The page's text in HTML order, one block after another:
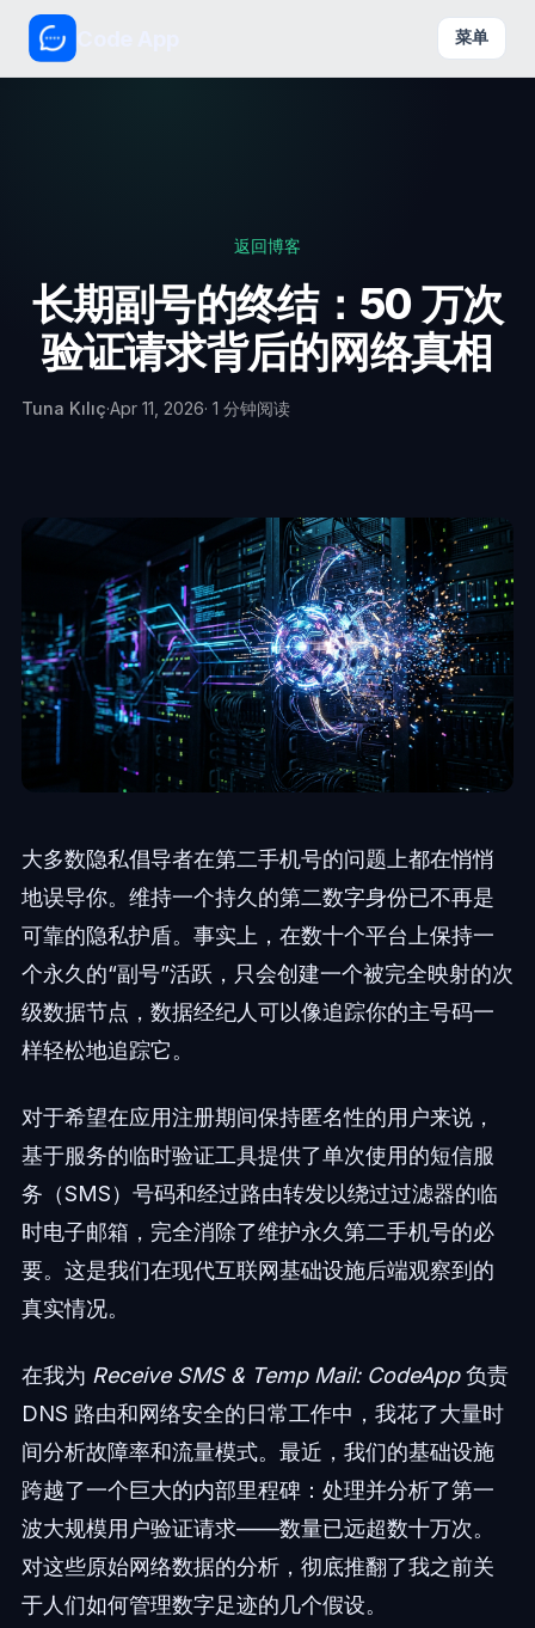
菜单
返回博客
长期副号的终结：50 万次
验证请求背后的网络真相
Tuna Kılıç·Apr 11, 2026· 1 分钟阅读
大多数隐私倡导者在第二手机号的问题上都在悄悄
地误导你。维持一个持久的第二数字身份已不再是
可靠的隐私护盾。事实上，在数十个平台上保持一
个永久的“副号”活跃，只会创建一个被完全映射的次
级数据节点，数据经纪人可以像追踪你的主号码一
样轻松地追踪它。
对于希望在应用注册期间保持匿名性的用户来说，
基于服务的临时验证工具提供了单次使用的短信服
务（SMS）号码和经过路由转发以绕过过滤器的临
时电子邮箱，完全消除了维护永久第二手机号的必
要。这是我们在现代互联网基础设施后端观察到的
真实情况。
在我为 Receive SMS & Temp Mail: CodeApp负责
DNS 路由和网络安全的日常工作中，我花了大量时
间分析故障率和流量模式。最近，我们的基础设施
跨越了一个巨大的内部里程碑：处理并分析了第一
波大规模用户验证请求——数量已远超数十万次。
对这些原始网络数据的分析，彻底推翻了我之前关
于人们如何管理数字足迹的几个假设。